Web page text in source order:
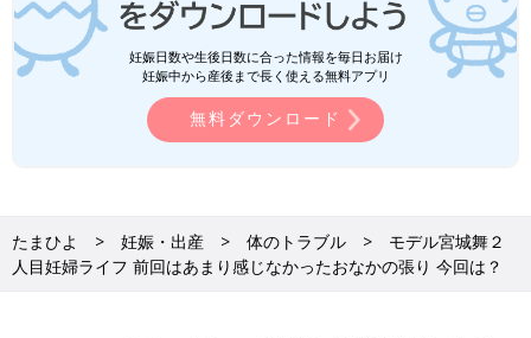
妊娠日数や生後日数に合った情報を毎日お届け
妊娠中から産後まで長く使える無料アプリ
無料ダウンロード
たまひよ 妊娠・出産 体のトラブル
モデル宮城舞２
人目妊婦ライフ 前回はあまり感じなかったおなかの張り 今回は？